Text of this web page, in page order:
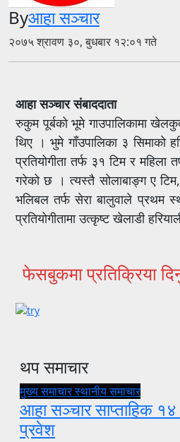
Byआहा सञ्चार
२०७५ श्रावण ३०, बुधबार १२:०१ गते
आहा सञ्चार संबाददाता
रुकुम पूर्बको भूमे गाउपालिकामा
थिए । भुमे गाँउपालिका ३ सिमाको
प्रतियोगीता तर्फ ३१ टिम र
गरेको छ । त्यस्तै सोलाबाङ्ग ए
भलिबल तर्फ सेरा बालुवाले प्रथम
प्रतियोगीतामा उत्कृष्ट खेलाडी
फेसबुकमा प्रतिक्रिया
थप समाचार
मुख्य समाचारस्थानीय समाचार
आहा सञ्चार साप्ताहिक १४
प्रवेश